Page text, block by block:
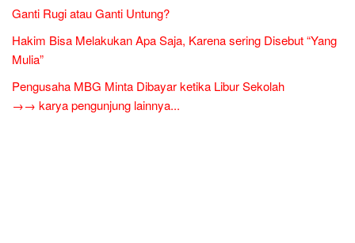
Ganti Rugi atau Ganti Untung?
Hakim Bisa Melakukan Apa Saja, Karena sering Disebut “Yang
Mulia”
Pengusaha MBG Minta Dibayar ketika Libur Sekolah
→→ karya pengunjung lainnya...